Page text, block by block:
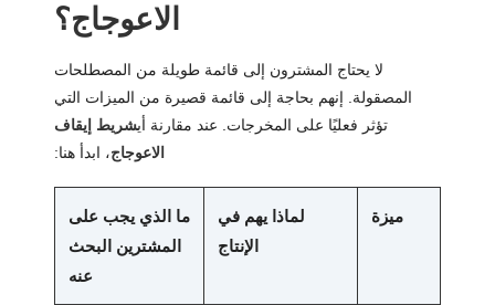
الاعوجاج؟
لا يحتاج المشترون إلى قائمة طويلة من المصطلحات
المصقولة. إنهم بحاجة إلى قائمة قصيرة من الميزات التي
تؤثر فعليًا على المخرجات. عند مقارنة أيشريط إيقاف
الاعوجاج، ابدأ هنا:
ميزة
لماذا يهم في
الإنتاج
ما الذي يجب على
المشترين البحث
عنه